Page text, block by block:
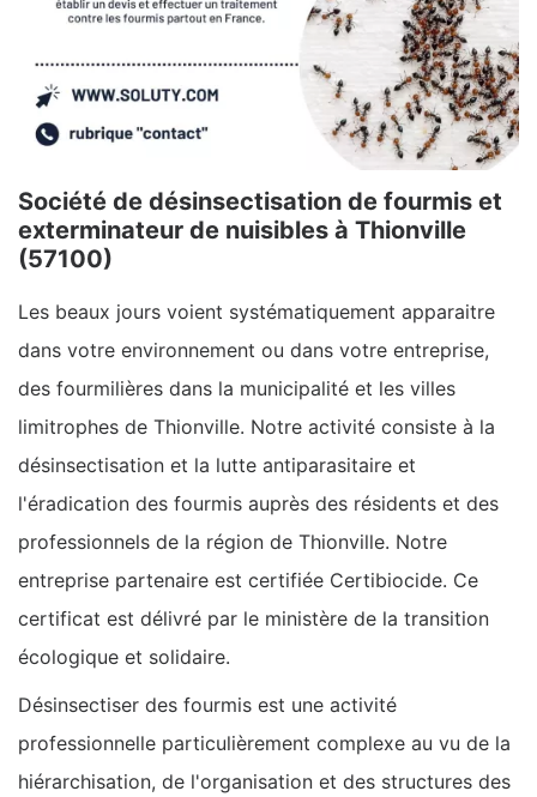
Société de désinsectisation de fourmis et
exterminateur de nuisibles à Thionville
(57100)
Les beaux jours voient systématiquement apparaitre
dans votre environnement ou dans votre entreprise,
des fourmilières dans la municipalité et les villes
limitrophes de Thionville. Notre activité consiste à la
désinsectisation et la lutte antiparasitaire et
l'éradication des fourmis auprès des résidents et des
professionnels de la région de Thionville. Notre
entreprise partenaire est certifiée Certibiocide. Ce
certificat est délivré par le ministère de la transition
écologique et solidaire.
Désinsectiser des fourmis est une activité
professionnelle particulièrement complexe au vu de la
hiérarchisation, de l'organisation et des structures des